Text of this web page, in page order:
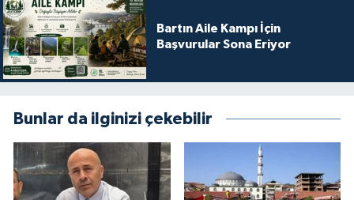
Bartın Aile Kampı İçin
Başvurular Sona Eriyor
Bunlar da ilginizi çekebilir